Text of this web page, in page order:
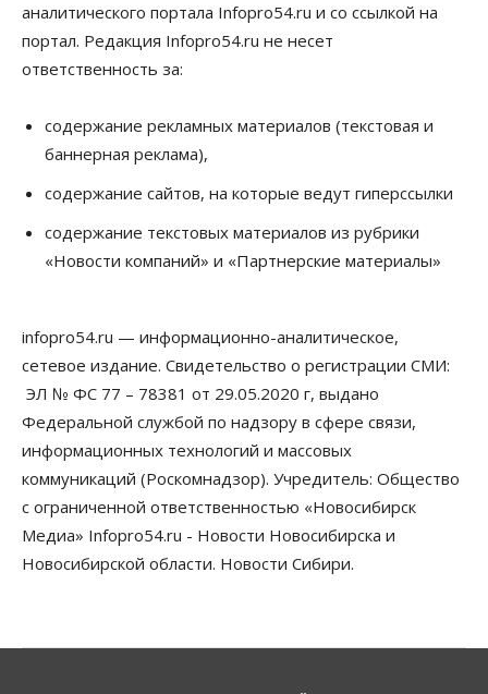
10 Августа 2026, 08:00
Власть Общество
Запуск проекта по малой авиации в регионах
Бизнес Недвижимость
уровне 2020 года
Бизнес Общество
Бизнес Власть
Транспортный коридор Абакан-Бийск предлагают
09 Августа 2026, 16:00
Бизнес Общество
«Солнечный день» приватизирует
муниципальное имущество в Новосибирске
09 Августа 2026, 15:00
09 Августа 2026, 14:30
аналитического портала Infopro54.ru и со ссылкой на
портал. Редакция Infopro54.ru не несет
ответственность за:
содержание рекламных материалов (текстовая и
баннерная реклама),
содержание сайтов, на которые ведут гиперссылки
содержание текстовых материалов из рубрики
«Новости компаний» и «Партнерские материалы»
infopro54.ru — информационно-аналитическое,
сетевое издание. Свидетельство о регистрации СМИ:
ЭЛ № ФС 77 – 78381 от 29.05.2020 г, выдано
Федеральной службой по надзору в сфере связи,
информационных технологий и массовых
коммуникаций (Роскомнадзор). Учредитель: Общество
с ограниченной ответственностью «Новосибирск
Медиа» Infopro54.ru - Новости Новосибирска и
Новосибирской области. Новости Сибири.